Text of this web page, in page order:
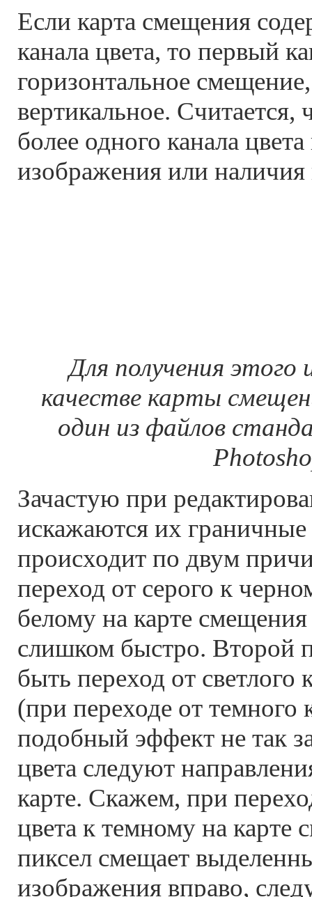
Если карта смещения
канала цвета, то первый
горизонтальное
вертикальное. Считается,
более одного канала
изображения или наличия
Для получения этого
качестве карты
один из файлов
Зачастую при
искажаются их граничные
происходит по двум
переход от серого к
белому на карте
слишком быстро. Второй
быть переход от светлого
(при переходе от темного
подобный эффект не так
цвета следуют
карте. Скажем, при
цвета к темному на карте
пиксел смещает
изображения вправо,